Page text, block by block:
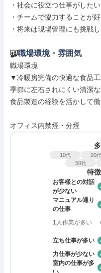
・社会に役立つ仕事がしたい
・チームで協力することが好
・将来は現場管理にも挑戦
職場環境・雰囲気
職場環境
▼冷暖房完備の快適な食品
季節に左右されにくい清潔な
食品製造の経験を活かして働
オフィス内禁煙・分煙
10代 20代
50代
特
お客様との対話
が少ない
マニュアル通り
の仕事
1人作業が多い
立ち仕事が多い
力仕事が少ない
室内の仕事が多